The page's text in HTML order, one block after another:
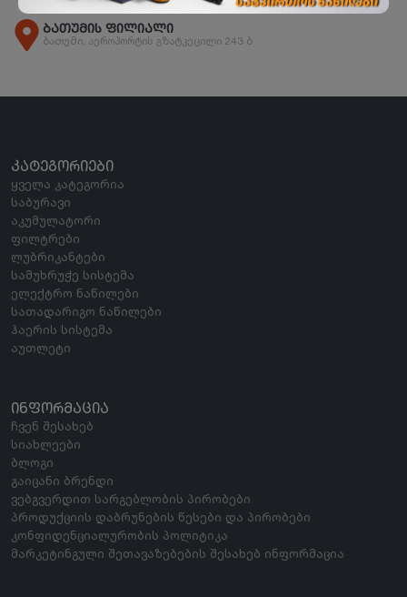
ბათუმის ფილიალი
ბათუმი, აეროპორტის გზატკეცილი 243 ბ
ᲙᲐᲢᲔᲒᲝᲠᲘᲔᲑᲘ
ყველა კატეგორია
საბურავი
აკუმულატორი
ფილტრები
ლუბრიკანტები
სამუხრუჭე სისტემა
ელექტრო ნაწილები
სათადარიგო ნაწილები
ჰაერის სისტემა
აუთლეტი
ᲘᲜᲤᲝᲠᲛᲐᲪᲘᲐ
ჩვენ შესახებ
სიახლეები
ბლოგი
გაიცანი ბრენდი
ვებგვერდით სარგებლობის პირობები
პროდუქციის დაბრუნების წესები და პირობები
კონფიდენციალურობის პოლიტიკა
მარკეტინგული შეთავაზებების შესახებ ინფორმაცია